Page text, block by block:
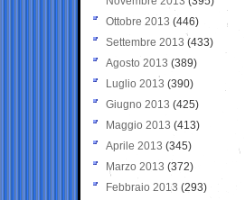
Ottobre 2013 (446)
Settembre 2013 (433)
Agosto 2013 (389)
Luglio 2013 (390)
Giugno 2013 (425)
Maggio 2013 (413)
Aprile 2013 (345)
Marzo 2013 (372)
Febbraio 2013 (293)